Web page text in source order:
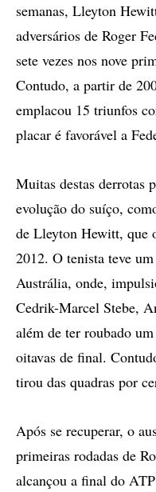
semanas, Lleyton
adversários de Roger
sete vezes nos nove
Contudo, a partir de
emplacou 15 triunfos
placar é favorável a
Muitas destas derrotas
evolução do suíço,
de Lleyton Hewitt, que
2012. O tenista teve
Austrália, onde,
Cedrik-Marcel Stebe,
além de ter roubado
oitavas de final.
tirou das quadras por
Após se recuperar, o
primeiras rodadas de
alcançou a final do